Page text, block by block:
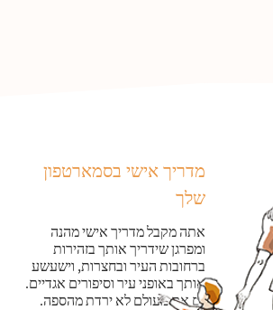
מדריך אישי בסמארטפון
שלך
אתה מקבל מדריך אישי מהנה
ומפרגן שידריך אותך בזהירות
ברחובות העיר ובחצרות, וישעשע
אותך באופני עיר וסיפורים אגדיים.
גם אם מעולם לא ירדת מהספה.